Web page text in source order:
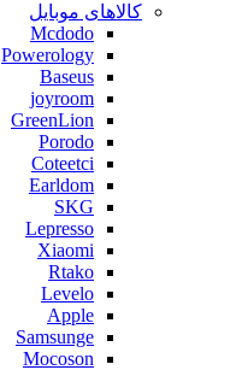
کالاهای موبایل
Mcdodo
Powerology
Baseus
joyroom
GreenLion
Porodo
Coteetci
Earldom
SKG
Lepresso
Xiaomi
Rtako
Levelo
Apple
Samsunge
Mocoson